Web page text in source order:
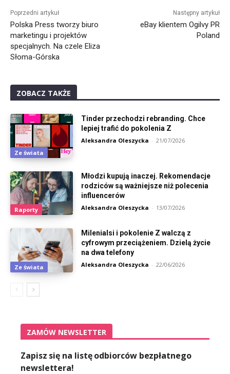
Poprzedni artykuł
Polska Press tworzy biuro
marketingu i projektów
specjalnych. Na czele Eliza
Słoma-Górska
Następny artykuł
eBay klientem Ogilvy PR
Poland
ZOBACZ TAKŻE
Ze świata
Tinder przechodzi rebranding. Chce
lepiej trafić do pokolenia Z
Aleksandra Oleszycka - 21/07/2026
Raporty
Młodzi kupują inaczej. Rekomendacje
rodziców są ważniejsze niż polecenia
influencerów
Aleksandra Oleszycka - 13/07/2026
Ze świata
Milenialsi i pokolenie Z walczą z
cyfrowym przeciążeniem. Dzielą życie
na dwa telefony
Aleksandra Oleszycka - 22/06/2026
ZAMÓW NEWSLETTER
Zapisz się na listę odbiorców bezpłatnego
newslettera!